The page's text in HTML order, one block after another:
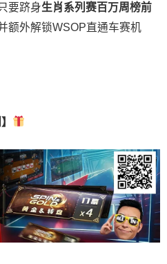
要跻身生肖系列赛百万周榜前
额外解锁WSOP直通车赛机